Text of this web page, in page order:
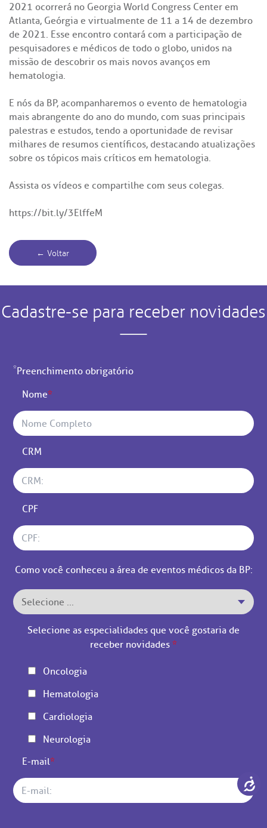
2021 ocorrerá no Georgia World Congress Center em
Atlanta, Geórgia e virtualmente de 11 a 14 de dezembro
de 2021. Esse encontro contará com a participação de
pesquisadores e médicos de todo o globo, unidos na
missão de descobrir os mais novos avanços em
hematologia.
E nós da BP, acompanharemos o evento de hematologia
mais abrangente do ano do mundo, com suas principais
palestras e estudos, tendo a oportunidade de revisar
milhares de resumos científicos, destacando atualizações
sobre os tópicos mais críticos em hematologia.
Assista os vídeos e compartilhe com seus colegas.
https://bit.ly/3ElffeM
← Voltar
Cadastre-se para receber novidades
*Preenchimento obrigatório
Nome*
CRM
CPF
Como você conheceu a área de eventos médicos da BP:
Selecione as especialidades que você gostaria de
receber novidades *
Oncologia
Hematologia
Cardiologia
Neurologia
E-mail*